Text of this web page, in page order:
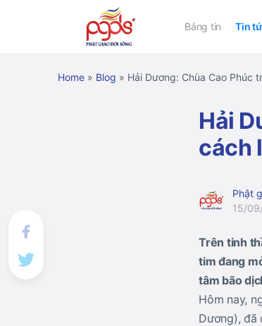
Bảng tin Tin
Home » Blog » Hải Dương: Chùa Cao Phúc
Hải
cách
Phật
15/
Trên tinh
tim đang
tâm bão
Hôm nay,
Dương), đã